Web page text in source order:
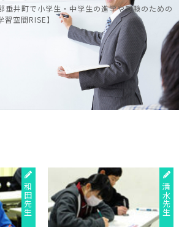
垂井町で小学生・中学生の進学や受験のための
空間RISE】
和田先生 清水先生